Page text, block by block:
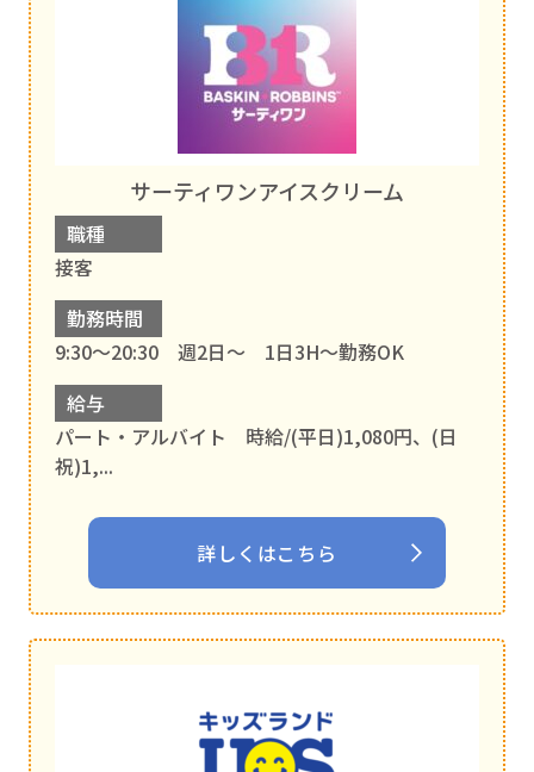
サーティワンアイスクリーム
職種
接客
勤務時間
9:30～20:30 週2日～ 1日3H～勤務OK
給与
パート・アルバイト 時給/(平日)1,080円、(日
祝)1,...
詳しくはこちら